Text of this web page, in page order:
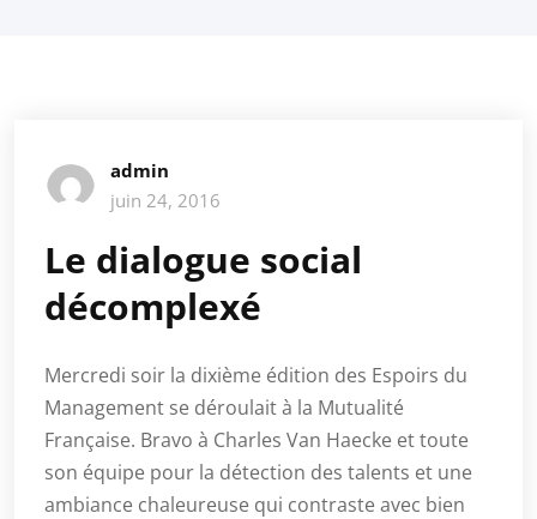
admin
juin 24, 2016
Le dialogue social
décomplexé
Mercredi soir la dixième édition des Espoirs du
Management se déroulait à la Mutualité
Française. Bravo à Charles Van Haecke et toute
son équipe pour la détection des talents et une
ambiance chaleureuse qui contraste avec bien